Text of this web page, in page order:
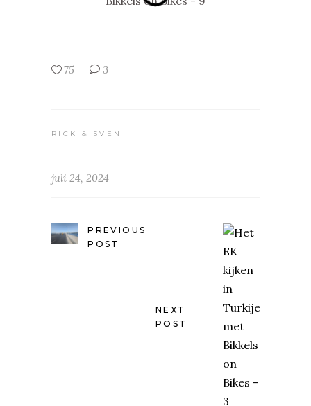
75 3
RICK & SVEN
juli 24, 2024
PREVIOUS
POST
NEXT
POST